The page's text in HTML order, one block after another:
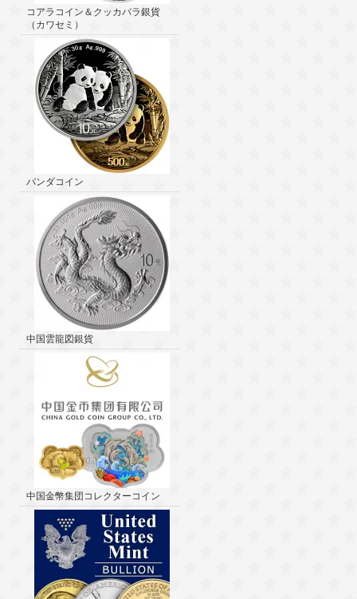
コアラコイン＆クッカバラ銀貨
（カワセミ）
パンダコイン
中国雲龍図銀貨
中国金幣集団コレクターコイン